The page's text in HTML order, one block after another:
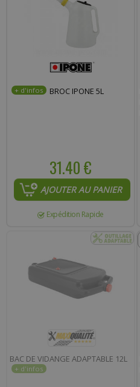
BROC IPONE 5L
31.40 €
AJOUTER AU PANIER
Expédition Rapide
BAC DE VIDANGE ADAPTABLE 12L